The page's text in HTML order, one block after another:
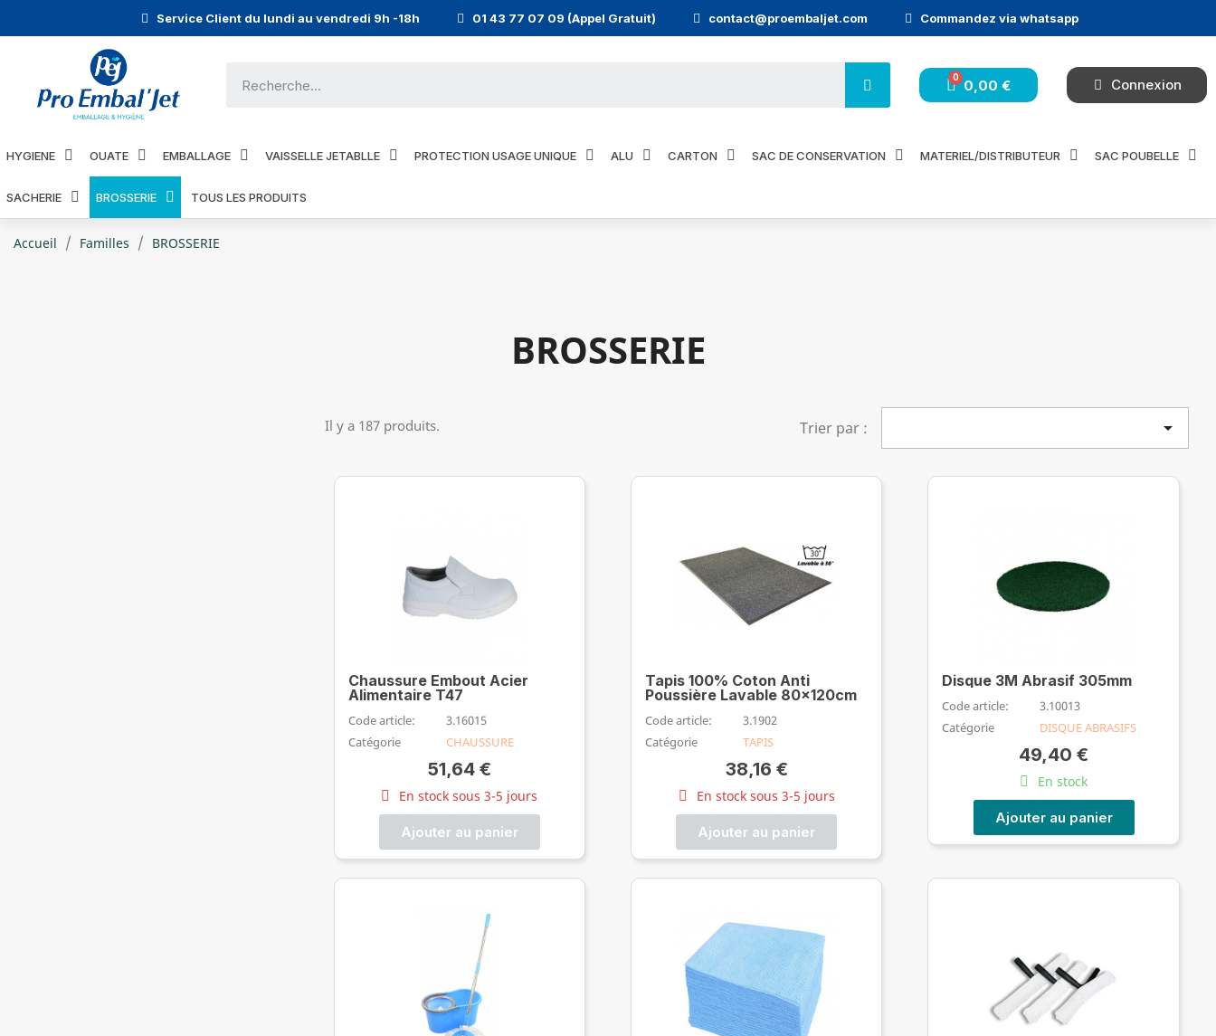
Service Client du lundi au vendredi 9h -18h 01 43 77 07 09 (Appel Gratuit) contact@proembaljet.com Commandez via whatsapp
0,00 € Connexion
HYGIENE OUATE EMBALLAGE VAISSELLE JETABLLE PROTECTION USAGE UNIQUE ALU CARTON SAC DE CONSERVATION MATERIEL/DISTRIBUTEUR SAC POUBELLE
SACHERIE BROSSERIE TOUS LES PRODUITS
Accueil Familles BROSSERIE
BROSSERIE
Il y a 187 produits. Trier par : 
Chaussure Embout Acier
Alimentaire T47
Code article:
3.16015
Catégorie
CHAUSSURE
51,64 €
En stock sous 3-5 jours
Ajouter au panier
Tapis 100% Coton Anti
Poussière Lavable 80x120cm
Code article:
3.1902
Catégorie
TAPIS
38,16 €
En stock sous 3-5 jours
Ajouter au panier
Disque 3M Abrasif 305mm
Code article:
3.10013
Catégorie
DISQUE ABRASIFS
49,40 €
En stock
Ajouter au panier